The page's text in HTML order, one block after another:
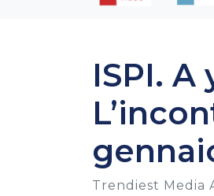
ISPI.
Trendiest Media